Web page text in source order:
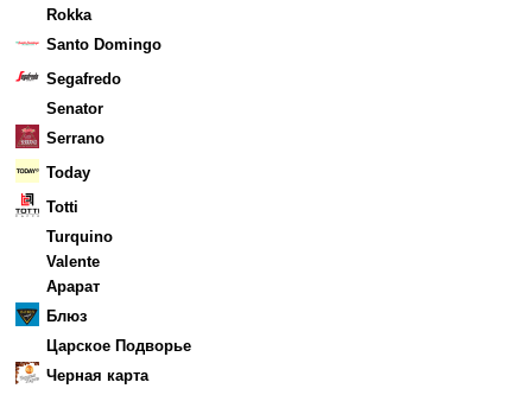
Rokka
Santo Domingo
Segafredo
Senator
Serrano
Today
Totti
Turquino
Valente
Арарат
Блюз
Царское Подворье
Черная карта